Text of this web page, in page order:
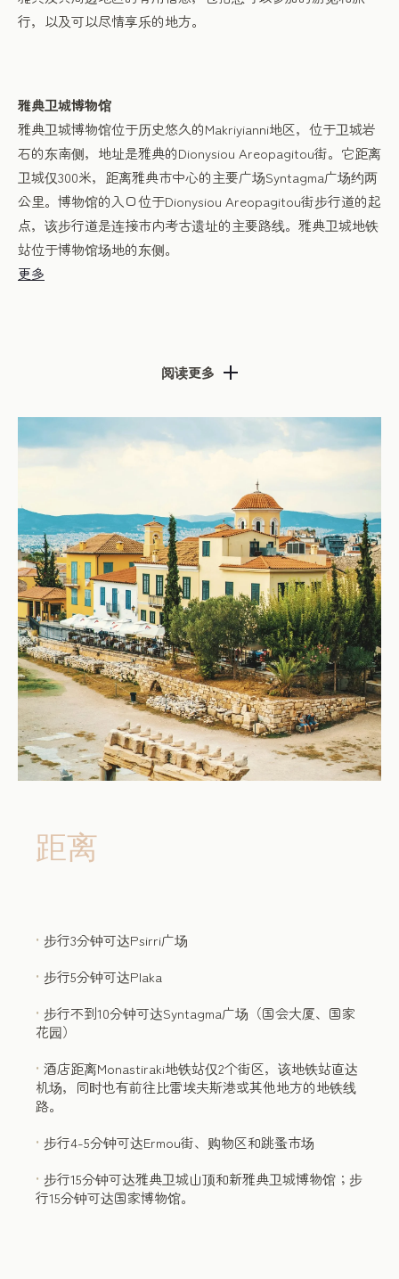
行，以及可以尽情享乐的地方。
雅典卫城博物馆
雅典卫城博物馆位于历史悠久的Makriyianni地区，位于卫城岩
石的东南侧，地址是雅典的Dionysiou Areopagitou街。它距离
卫城仅300米，距离雅典市中心的主要广场Syntagma广场约两
公里。博物馆的入口位于Dionysiou Areopagitou街步行道的起
点，该步行道是连接市内考古遗址的主要路线。雅典卫城地铁
站位于博物馆场地的东侧。
更多
我们搜寻并发现了雅典最佳的用餐地点，让您不仅品尝到美味
的食物，还能感受到一丝怀旧和夏日的气息！
购物
雅典是购物爱好者的天堂，甚至能满足最挑剔的购物者。高质
量与优良价格相结合，加上丰富的选择，使得在希腊首都的购
物体验一年四季都极具吸引力。雅典市中心提供了各种购物选
择，从高端设计师店和闪亮的购物中心，到传统的跳蚤市场和
热闹的街头市场，应有尽有。
更多
雅典马拉松
的比赛、一个42,195米的艰苦赛程。更重要的是，雅典马拉
松，真实马拉松，是一个将传奇与历史融合的桥梁；它展示了
阅读更多
距离
步行3分钟可达Psirri广场
步行5分钟可达Plaka
步行不到10分钟可达Syntagma广场（国会大厦、国家
花园）
酒店距离Monastiraki地铁站仅2个街区，该地铁站直达
机场，同时也有前往比雷埃夫斯港或其他地方的地铁线
路。
步行4-5分钟可达Ermou街、购物区和跳蚤市场
步行15分钟可达雅典卫城山顶和新雅典卫城博物馆；步
行15分钟可达国家博物馆。